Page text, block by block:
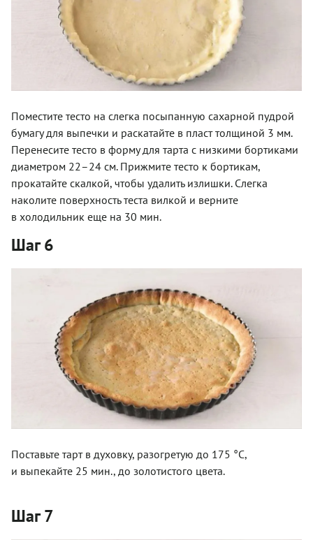
Поместите тесто на слегка посыпанную сахарной пудрой
бумагу для выпечки и раскатайте в пласт толщиной 3 мм.
Перенесите тесто в форму для тарта с низкими бортиками
диаметром 22–24 см. Прижмите тесто к бортикам,
прокатайте скалкой, чтобы удалить излишки. Слегка
наколите поверхность теста вилкой и верните
в холодильник еще на 30 мин.
Шаг 6
Поставьте тарт в духовку, разогретую до 175 °С,
и выпекайте 25 мин., до золотистого цвета.
Шаг 7